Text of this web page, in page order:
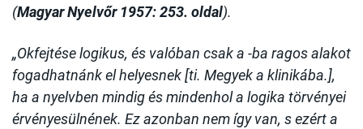
(Magyar Nyelvőr 1957: 253. oldal).
„Okfejtése logikus, és valóban csak a -ba ragos alakot
fogadhatnánk el helyesnek [ti. Megyek a klinikába.],
ha a nyelvben mindig és mindenhol a logika törvényei
érvényesülnének. Ez azonban nem így van, s ezért a